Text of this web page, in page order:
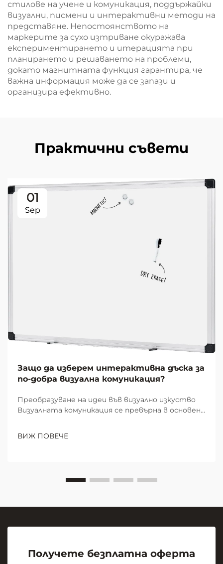
стилове на учене и комуникация, поддържайки
визуални, писмени и интерактивни методи на
представяне. Непостоянството на
маркерите за сухо изтриване окуражава
експериментирането и итерацията при
планирането и решаването на проблеми,
докато магнитната функция гарантира, че
важна информация може да се запази и
организира ефективно.
Практични съвети
01
Sep
Защо да изберем интерактивна дъска за
по-добра визуална комуникация?
Преобразуване на идеи във визуално изкуство
Визуалната комуникация се превърна в основен
образователни среди. В центъра на тази
ВИЖ ПОВЕЧЕ
Получете безплатна оферта